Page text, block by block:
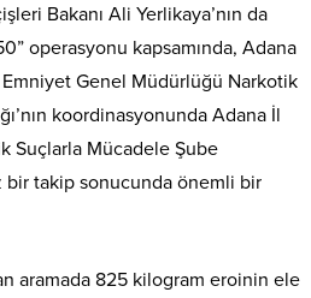
Bakanı Ali Yerlikaya’nın da
operasyonu kapsamında, Adana
Emniyet Genel Müdürlüğü Narkotik
koordinasyonunda Adana İl
Suçlarla Mücadele Şube
bir takip sonucunda önemli bir
aramada 825 kilogram eroinin ele